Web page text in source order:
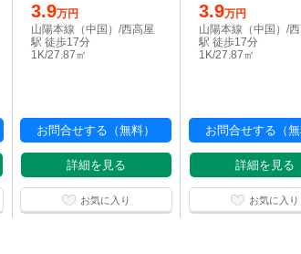
3.9万円
山陽本線（中国）/西高屋
駅 徒歩17分
1K/27.87㎡
お問合せする（無料）
詳細を見る
お気に入り
3.9万円
山陽本線（中国）/
駅 徒歩17分
1K/27.87㎡
お問合せする（無
詳細を見る
お気に入り